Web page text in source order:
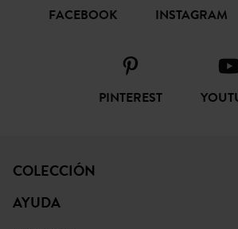
FACEBOOK INSTAGRAM
PINTEREST
COLECCIÓN
AYUDA